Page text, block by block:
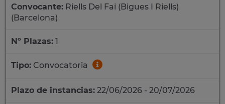
Convocante: Riells Del Fai (Bigues I Riells)
(Barcelona)
Nº Plazas: 1
Tipo: Convocatoria
Plazo de instancias: 22/06/2026 - 20/07/2026